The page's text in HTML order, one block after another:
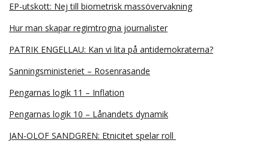
EP-utskott: Nej till biometrisk massövervakning
Hur man skapar regimtrogna journalister
PATRIK ENGELLAU: Kan vi lita på antidemokraterna?
Sanningsministeriet – Rosenrasande
Pengarnas logik 11 – Inflation
Pengarnas logik 10 – Lånandets dynamik
JAN-OLOF SANDGREN: Etnicitet spelar roll